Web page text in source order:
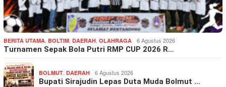
BERITA UTAMA BOLTIM DAERAH OLAHRAGA 6 Agustus 2026
Turnamen Sepak Bola Putri RMP CUP 2026 R…
BOLMUT DAERAH 6 Agustus 2026
Bupati Sirajudin Lepas Duta Muda Bolmut …